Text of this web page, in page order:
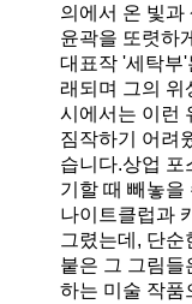
의에서 온 빛과
윤곽을 또렷하
대표작 '세탁부
래되며 그의 위
시에서는 이런
짐작하기 어려
습니다.상업
기할 때 빼놓을
나이트클럽과
그렸는데, 단순
붙은 그 그림들
하는 미술 작품